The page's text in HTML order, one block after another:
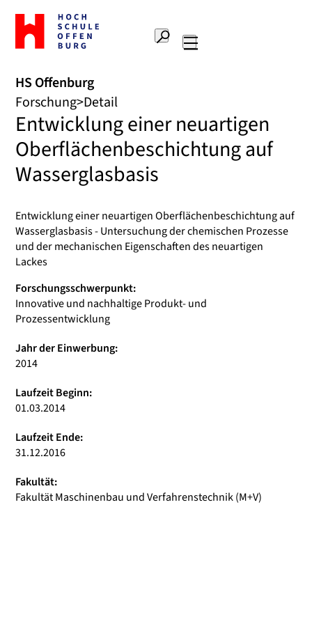
Zur
Startseite
Hochschule
Suche
HS Offenburg
Forschung Detail
Entwicklung einer neuartigen
Oberflächenbeschichtung auf
Wasserglasbasis
Entwicklung einer neuartigen Oberflächenbeschichtung auf
Wasserglasbasis - Untersuchung der chemischen Prozesse
und der mechanischen Eigenschaften des neuartigen
Lackes
Forschungsschwerpunkt:
Innovative und nachhaltige Produkt- und
Prozessentwicklung
Jahr der Einwerbung:
2014
Laufzeit Beginn:
01.03.2014
Laufzeit Ende:
31.12.2016
Fakultät:
Fakultät Maschinenbau und Verfahrenstechnik (M+V)